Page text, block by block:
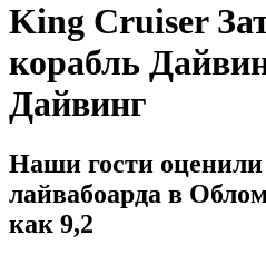
King Cruiser
корабль
Дайвинг
Наши гости оценили
лайвабоарда в
как 9,2